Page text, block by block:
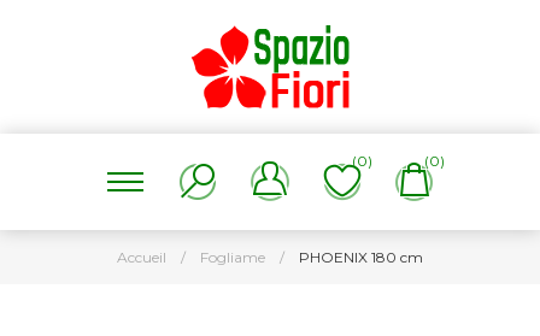
(0) (0)
Accueil / Fogliame / PHOENIX 180 cm